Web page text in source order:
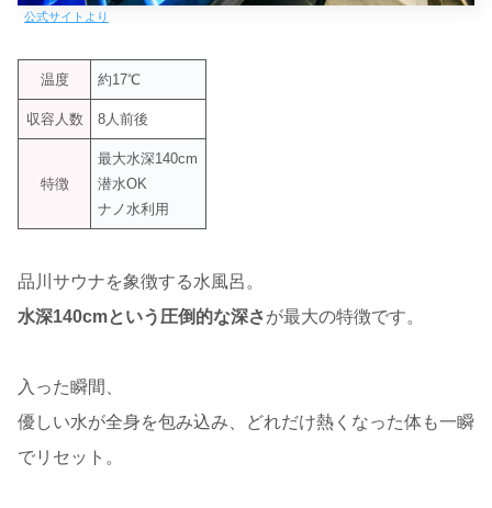
公式サイトより
温度 約17℃
収容人数 8人前後
特徴
最大水深140cm
潜水OK
ナノ水利用
品川サウナを象徴する水風呂。
水深140cmという圧倒的な深さが最大の特徴です。
入った瞬間、
優しい水が全身を包み込み、どれだけ熱くなった体も一瞬
でリセット。